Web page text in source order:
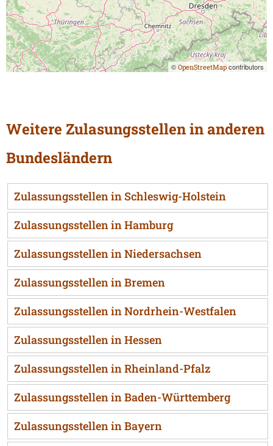
© OpenStreetMapcontributors
Weitere Zulasungsstellen in anderen
Bundesländern
Zulassungsstellen in Schleswig-Holstein
Zulassungsstellen in Hamburg
Zulassungsstellen in Niedersachsen
Zulassungsstellen in Bremen
Zulassungsstellen in Nordrhein-Westfalen
Zulassungsstellen in Hessen
Zulassungsstellen in Rheinland-Pfalz
Zulassungsstellen in Baden-Württemberg
Zulassungsstellen in Bayern